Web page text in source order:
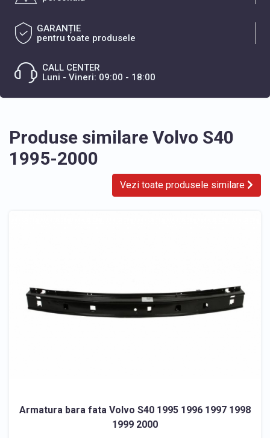
GARANȚIE
pentru toate produsele
CALL CENTER
Luni - Vineri: 09:00 - 18:00
Produse similare Volvo S40
1995-2000
Vezi toate produsele similare
Armatura bara fata Volvo S40 1995 1996 1997 1998
1999 2000